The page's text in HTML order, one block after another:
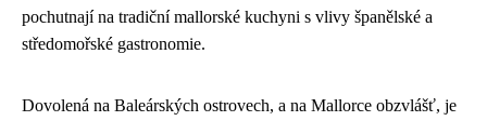
pochutnají na tradiční mallorské kuchyni s vlivy španělské a
středomořské gastronomie.
Dovolená na Baleárských ostrovech, a na Mallorce obzvlášť, je